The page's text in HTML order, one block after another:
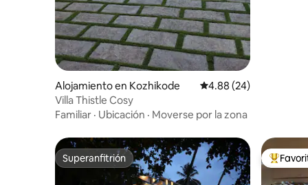
Alojamiento en Kozhikode Calificación promedio:
4.88 (24)
Villa Thistle Cosy
Familiar · Ubicación · Moverse por la zona
Superanfitrión
Superanfitrión